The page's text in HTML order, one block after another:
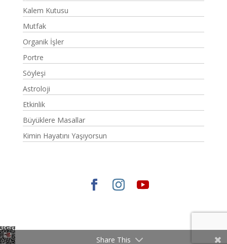
Kalem Kutusu
Mutfak
Organik İşler
Portre
Söyleşi
Astroloji
Etkinlik
Büyüklere Masallar
Kimin Hayatını Yaşıyorsun
Share This